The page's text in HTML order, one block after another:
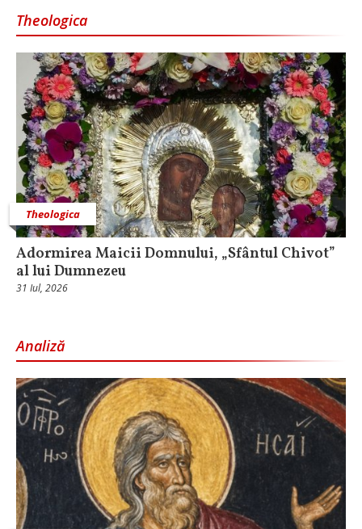
Theologica
Theologica
Adormirea Maicii Domnului, „Sfântul Chivot”
al lui Dumnezeu
31 Iul, 2026
Analiză